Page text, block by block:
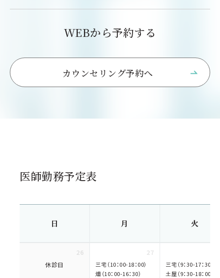
WEBから予約する
カウンセリング予約へ
医師勤務予定表
日 月 火
26
休診日
27
三宅（10：00-18：00）
畑（10：00-16：30）
三宅（9：30-17：30）
土屋（9：30-18：00）